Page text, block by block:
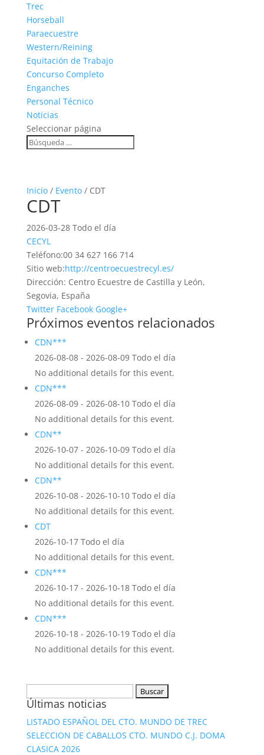
Trec
Horseball
Paraecuestre
Western/Reining
Equitación de Trabajo
Concurso Completo
Enganches
Personal Técnico
Noticias
Seleccionar página
Inicio/ Evento/ CDT
CDT
2026-03-28 Todo el día
CECYL
Teléfono:00 34 627 166 714
Sitio web:http://centroecuestrecyl.es/
Dirección: Centro Ecuestre de Castilla y León,
Segovia, España
Twitter Facebook Google+
Próximos eventos relacionados
CDN***
2026-08-08 - 2026-08-09 Todo el día
No additional details for this event.
CDN***
2026-08-09 - 2026-08-10 Todo el día
No additional details for this event.
CDN**
2026-10-07 - 2026-10-09 Todo el día
No additional details for this event.
CDN**
2026-10-08 - 2026-10-10 Todo el día
No additional details for this event.
CDT
2026-10-17 Todo el día
No additional details for this event.
CDN***
2026-10-17 - 2026-10-18 Todo el día
No additional details for this event.
CDN***
2026-10-18 - 2026-10-19 Todo el día
No additional details for this event.
Últimas noticias
LISTADO ESPAÑOL DEL CTO. MUNDO DE TREC
SELECCION DE CABALLOS CTO. MUNDO C.J. DOMA
CLASICA 2026